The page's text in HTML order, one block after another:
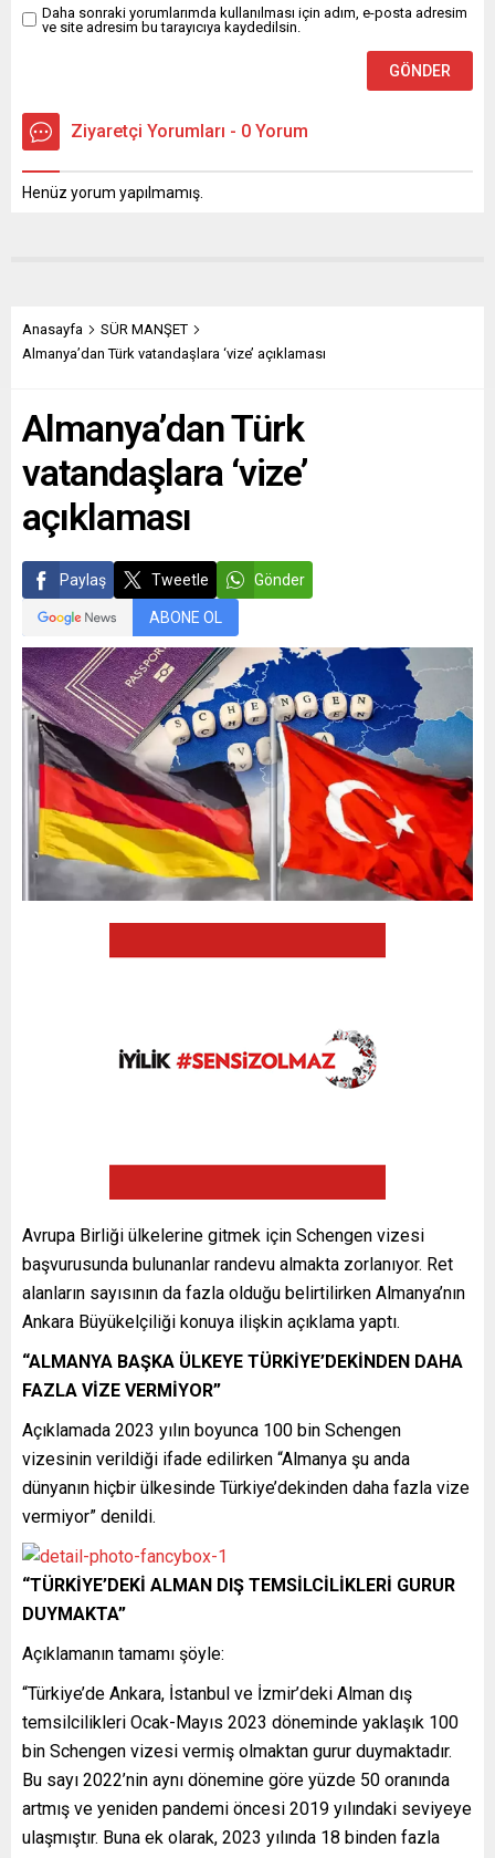
Daha sonraki yorumlarımda kullanılması için adım, e-posta adresim
ve site adresim bu tarayıcıya kaydedilsin.
Ziyaretçi Yorumları - 0 Yorum
Henüz yorum yapılmamış.
Anasayfa
SÜR MANŞET
Almanya’dan Türk vatandaşlara ‘vize’ açıklaması
Almanya’dan Türk
vatandaşlara ‘vize’
açıklaması
Paylaş Tweetle Gönder
ABONE OL
Avrupa Birliği ülkelerine gitmek için Schengen vizesi
başvurusunda bulunanlar randevu almakta zorlanıyor. Ret
alanların sayısının da fazla olduğu belirtilirken Almanya’nın
Ankara Büyükelçiliği konuya ilişkin açıklama yaptı.
“ALMANYA BAŞKA ÜLKEYE TÜRKİYE’DEKİNDEN DAHA
FAZLA VİZE VERMİYOR”
Açıklamada 2023 yılın boyunca 100 bin Schengen
vizesinin verildiği ifade edilirken “Almanya şu anda
dünyanın hiçbir ülkesinde Türkiye’dekinden daha fazla vize
vermiyor” denildi.
“TÜRKİYE’DEKİ ALMAN DIŞ TEMSİLCİLİKLERİ GURUR
DUYMAKTA”
Açıklamanın tamamı şöyle:
“Türkiye’de Ankara, İstanbul ve İzmir’deki Alman dış
temsilcilikleri Ocak-Mayıs 2023 döneminde yaklaşık 100
bin Schengen vizesi vermiş olmaktan gurur duymaktadır.
Bu sayı 2022’nin aynı dönemine göre yüzde 50 oranında
artmış ve yeniden pandemi öncesi 2019 yılındaki seviyeye
ulaşmıştır. Buna ek olarak, 2023 yılında 18 binden fazla